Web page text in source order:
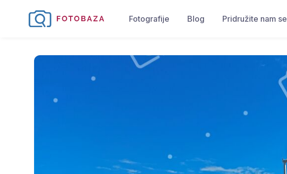
Fotografije Blog Pridružite nam se